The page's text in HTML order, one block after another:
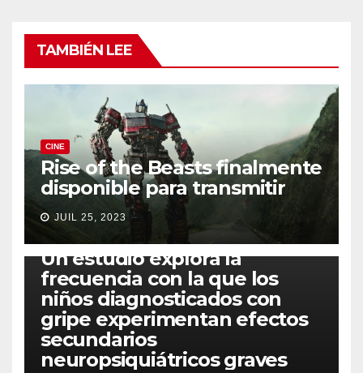
TAMBIÉN LEE
CINE
Rise of the Beasts finalmente
disponible para transmitir
JUIL 25, 2023
Un estudio explora la
frecuencia con la que los
niños diagnosticados con
gripe experimentan efectos
secundarios
neuropsiquiátricos graves